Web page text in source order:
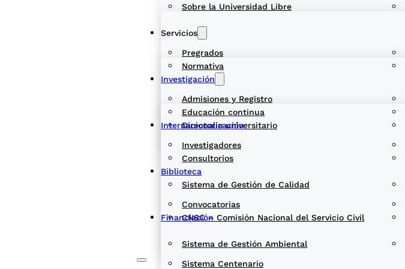
Sobre la Universidad Libre
Normativa
Directorio universitario
Sistema de Gestión de Calidad
Sistema de Gestión Ambiental
Pregrados
Educación continua
Servicios
Admisiones y Registro
Consultorios
CNSC – Comisión Nacional del Servicio Civil
Investigación
Investigadores
Convocatorias
Sistema Centenario
Internacionalización
Biblioteca
Financiación